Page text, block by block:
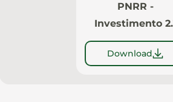
PNRR -
Investimento
Download